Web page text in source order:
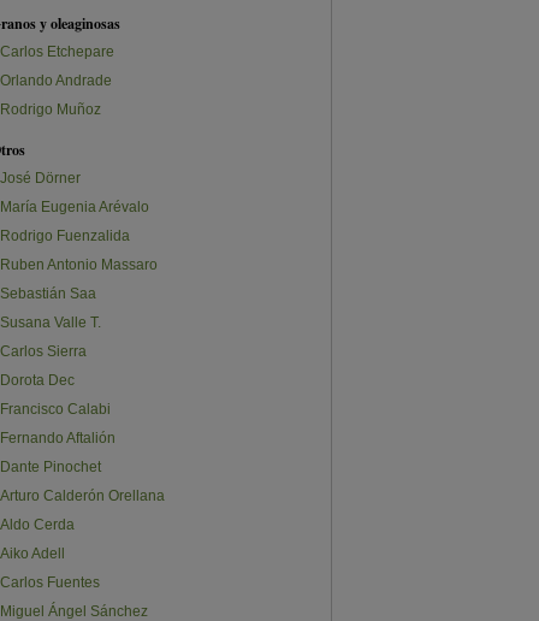
y oleaginosas
Carlos Etchepare
Orlando Andrade
Rodrigo Muñoz
José Dörner
María Eugenia Arévalo
Rodrigo Fuenzalida
Ruben Antonio Massaro
Sebastián Saa
Susana Valle T.
Carlos Sierra
Dorota Dec
Francisco Calabi
Fernando Aftalión
Dante Pinochet
Arturo Calderón Orellana
Aldo Cerda
Aiko Adell
Carlos Fuentes
Miguel Ángel Sánchez